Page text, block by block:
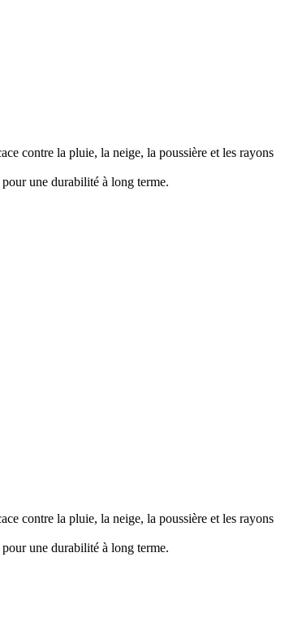
contre la pluie, la neige, la poussière et les rayons
une durabilité à long terme.
contre la pluie, la neige, la poussière et les rayons
une durabilité à long terme.